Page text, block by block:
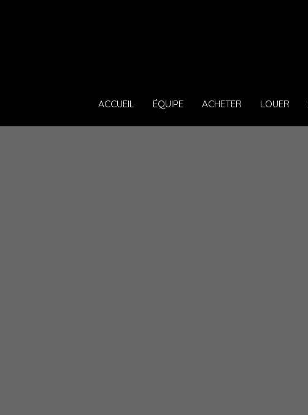
ACCUEIL ÉQUIPE ACHETER LOUER